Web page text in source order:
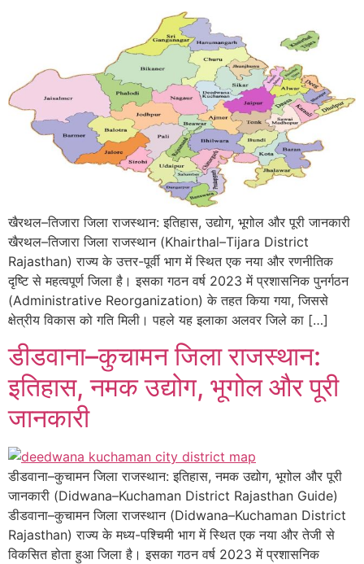
खैरथल–तिजारा जिला राजस्थान: इतिहास, उद्योग, भूगोल और पूरी जानकारी
खैरथल–तिजारा जिला राजस्थान (Khairthal–Tijara District
Rajasthan) राज्य के उत्तर-पूर्वी भाग में स्थित एक नया और रणनीतिक
दृष्टि से महत्वपूर्ण जिला है। इसका गठन वर्ष 2023 में प्रशासनिक पुनर्गठन
(Administrative Reorganization) के तहत किया गया, जिससे
क्षेत्रीय विकास को गति मिली। पहले यह इलाका अलवर जिले का […]
डीडवाना–कुचामन जिला राजस्थान:
इतिहास, नमक उद्योग, भूगोल और पूरी
जानकारी
डीडवाना–कुचामन जिला राजस्थान: इतिहास, नमक उद्योग, भूगोल और पूरी
जानकारी (Didwana–Kuchaman District Rajasthan Guide)
डीडवाना–कुचामन जिला राजस्थान (Didwana–Kuchaman District
Rajasthan) राज्य के मध्य-पश्चिमी भाग में स्थित एक नया और तेजी से
विकसित होता हुआ जिला है। इसका गठन वर्ष 2023 में प्रशासनिक